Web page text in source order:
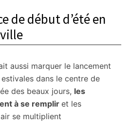
de début d’été en
aussi marquer le lancement
dans le centre de
des beaux jours, les
à se remplir et les
se multiplient